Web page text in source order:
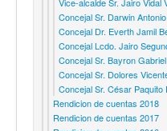
Concejal Sr. Darwin
Concejal Dr. Everth Jamil
Concejal Lcdo. Jairo
Concejal Sr. Bayron
Concejal Sr. Dolores
Concejal Sr. César Paquito
Rendicion de cuentas 2018
Rendicion de cuentas 2017